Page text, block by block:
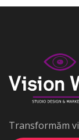
Transformăm